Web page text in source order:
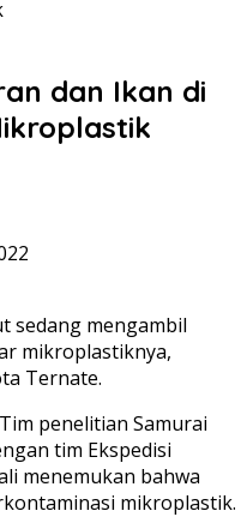
dan Ikan di
sedang mengambil
mikroplastiknya,
Ternate.
penelitian Samurai
tim Ekspedisi
menemukan bahwa
mikroplastik.